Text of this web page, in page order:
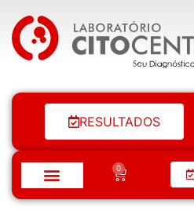
Laboratório Citocenter
RESULTADOS
0